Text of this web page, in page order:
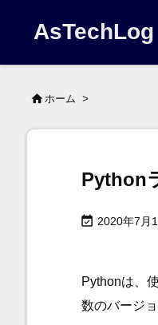
AsTechLog
 ホーム >
Python
 2020年7月
Pythonは、
数のバージ